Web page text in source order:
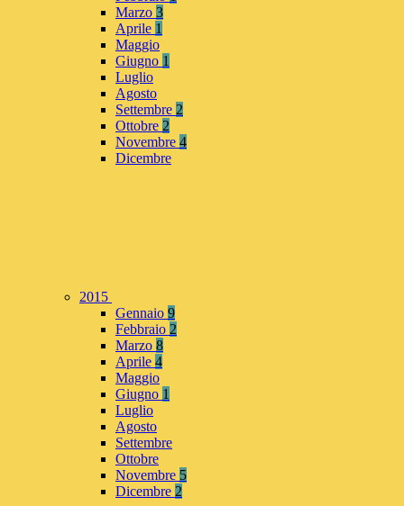
Marzo 3
Aprile 1
Maggio
Giugno 1
Luglio
Agosto
Settembre 2
Ottobre 2
Novembre 4
Dicembre
2015
Gennaio 9
Febbraio 2
Marzo 8
Aprile 4
Maggio
Giugno 1
Luglio
Agosto
Settembre
Ottobre
Novembre 5
Dicembre 2